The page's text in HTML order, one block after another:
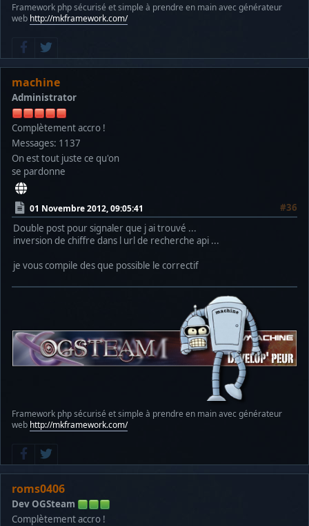
Framework php sécurisé et simple à prendre en main avec générateur
web http://mkframework.com/
machine
Administrator
Complètement accro !
Messages: 1137
On est tout juste ce qu'on
se pardonne
01 Novembre 2012, 09:05:41
#36
Double post pour signaler que j ai trouvé ...
inversion de chiffre dans l url de recherche api ...
je vous compile des que possible le correctif
Framework php sécurisé et simple à prendre en main avec générateur
web http://mkframework.com/
roms0406
Dev OGSteam
Complètement accro !